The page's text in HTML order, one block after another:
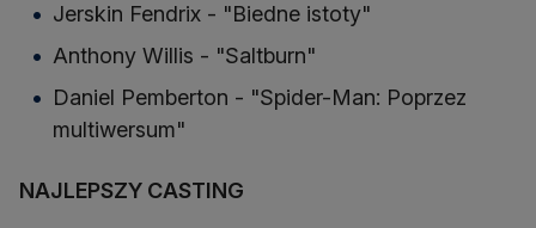
Jerskin Fendrix - "Biedne istoty"
Anthony Willis - "Saltburn"
Daniel Pemberton - "Spider-Man: Poprzez
multiwersum"
NAJLEPSZY CASTING